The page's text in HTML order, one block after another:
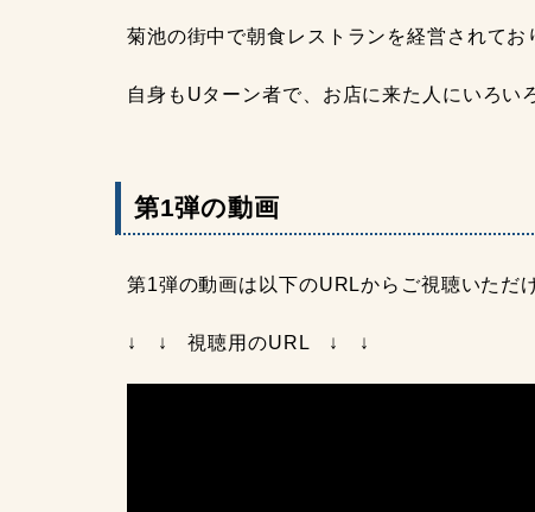
菊池の街中で朝食レストランを経営されてお
自身もUターン者で、お店に来た人にいろい
第1弾の動画
第1弾の動画は以下のURLからご視聴いただ
↓ ↓ 視聴用のURL ↓ ↓